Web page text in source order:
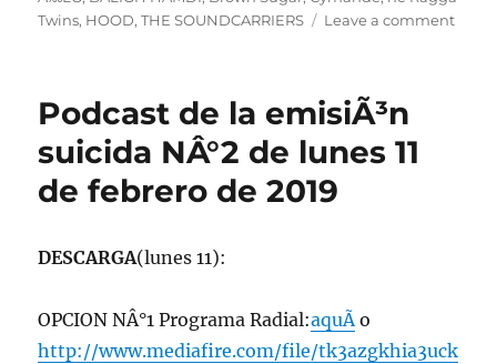
Twins, HOOD,THE SOUNDCARRIERS Leave a commenton
Chile.
Podcast de la emisiÃ³n
suicida NÂ°2 de lunes 11
de febrero de 2019
DESCARGA(lunes 11):
OPCION NÂ°1 Programa Radial:aquÃ­o
http://www.mediafire.com/file/tk3azgkhia3uck